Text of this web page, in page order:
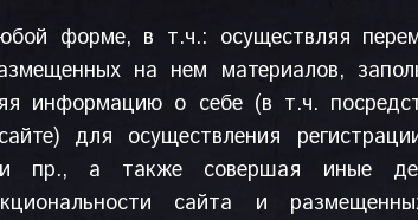
форме, в т.ч.: осуществляя
на нем материалов,
информацию о себе (в т.ч.
для осуществления
пр., а также совершая иные
сайта и